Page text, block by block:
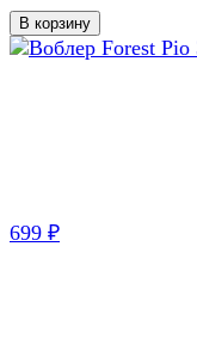
В корзину
699 ₽